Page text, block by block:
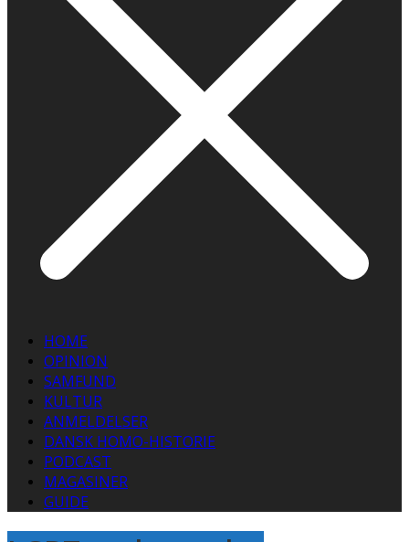
HOME
OPINION
SAMFUND
KULTUR
ANMELDELSER
DANSK HOMO-HISTORIE
PODCAST
MAGASINER
GUIDE